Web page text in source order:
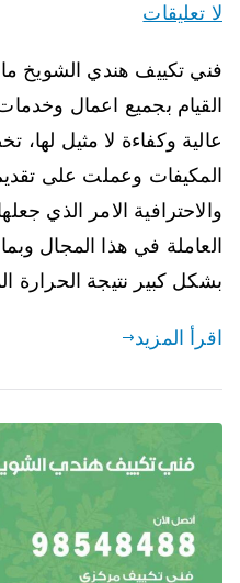
لا تعليقات
فني تكييف هندي الشويخ
القيام بجميع اعمال
عالية وكفاءة لا مثيل
المكيفات وعملت على
والاحترافية الامر الذي
العاملة في هذا المجال
بشكل كبير نتيجة الحرارة
اقرأ المزيد